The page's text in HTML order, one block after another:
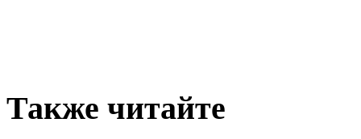
Также читайте